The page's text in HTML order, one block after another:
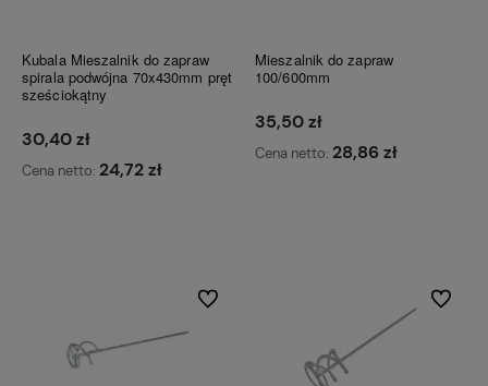
Kubala Mieszalnik do zapraw
spirala podwójna 70x430mm pręt
sześciokątny
30,40 zł
Cena netto: 24,72 zł
Mieszalnik do zapraw
100/600mm
35,50 zł
Cena netto: 28,86 zł
Do ulubionych Do